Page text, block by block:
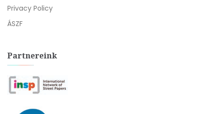
Privacy Policy
ÁSZF
Partnereink